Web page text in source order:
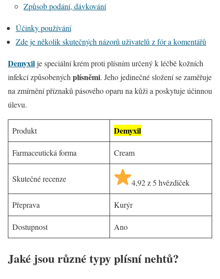
Způsob podání, dávkování
Účinky používání
Zde je několik skutečných názorů uživatelů z fór a komentářů
Demyxilje speciální krém proti plísním určený k léčbě kožních
infekcí způsobených plísněmi. Jeho jedinečné složení se zaměřuje
na zmírnění příznaků pásového oparu na kůži a poskytuje účinnou
úlevu.
Produkt Demyxil
Farmaceutická forma Cream
Skutečné recenze 4,92 z 5 hvězdiček
Přeprava Kurýr
Dostupnost Ano
Jaké jsou různé typy plísní nehtů?